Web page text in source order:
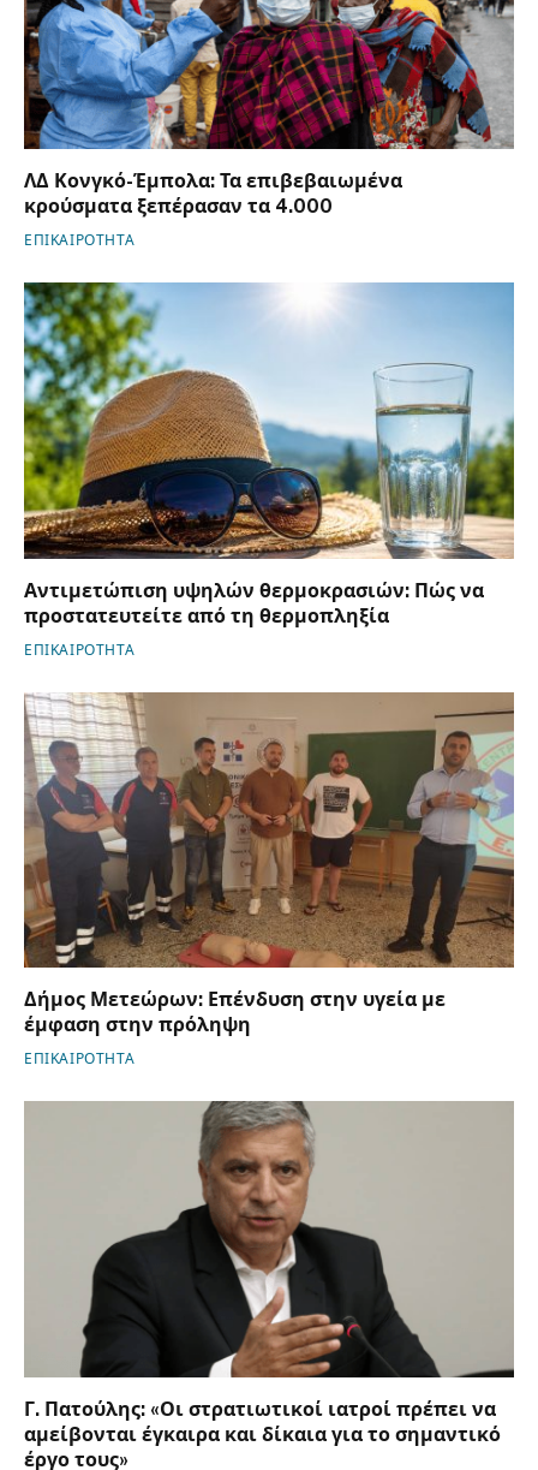
ΛΔ Κονγκό-Έμπολα: Τα επιβεβαιωμένα
κρούσματα ξεπέρασαν τα 4.000
ΕΠΙΚΑΙΡΟΤΗΤΑ
Αντιμετώπιση υψηλών θερμοκρασιών: Πώς να
προστατευτείτε από τη θερμοπληξία
ΕΠΙΚΑΙΡΟΤΗΤΑ
Δήμος Μετεώρων: Επένδυση στην υγεία με
έμφαση στην πρόληψη
ΕΠΙΚΑΙΡΟΤΗΤΑ
Γ. Πατούλης: «Οι στρατιωτικοί ιατροί πρέπει να
αμείβονται έγκαιρα και δίκαια για το σημαντικό
έργο τους»